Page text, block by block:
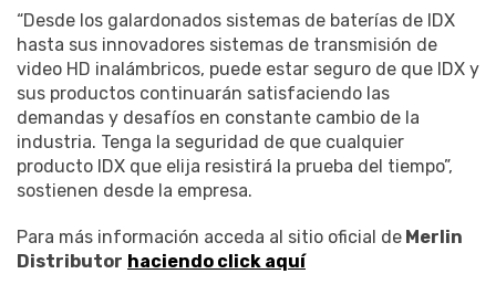
“Desde los galardonados sistemas de baterías de IDX
hasta sus innovadores sistemas de transmisión de
video HD inalámbricos, puede estar seguro de que IDX y
sus productos continuarán satisfaciendo las
demandas y desafíos en constante cambio de la
industria. Tenga la seguridad de que cualquier
producto IDX que elija resistirá la prueba del tiempo”,
sostienen desde la empresa.
Para más información acceda al sitio oficial de Merlin
Distributor haciendo click aquí